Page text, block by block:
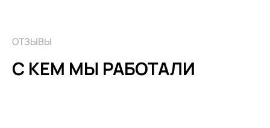
ОТЗЫВЫ
С КЕМ МЫ РАБОТАЛИ